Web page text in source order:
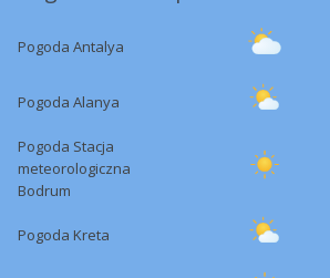
Pogoda Antalya
Pogoda Alanya
Pogoda Stacja
meteorologiczna
Bodrum
Pogoda Kreta